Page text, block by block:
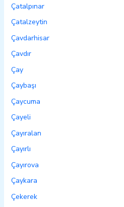
Çatalpınar
Çatalzeytin
Çavdarhisar
Çavdır
Çay
Çaybaşı
Çaycuma
Çayeli
Çayıralan
Çayırlı
Çayırova
Çaykara
Çekerek